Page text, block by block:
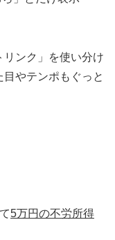
リンク」を使い分け
やテンポもぐっと
5万円の不労所得